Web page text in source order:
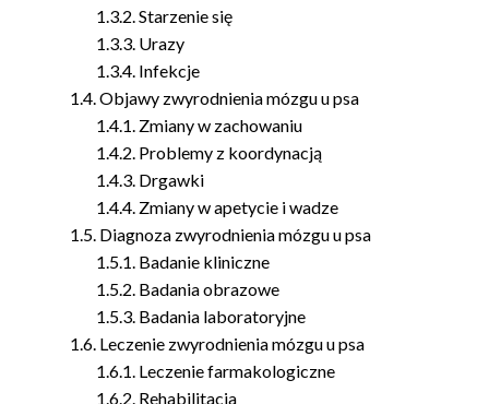
Starzenie się
Urazy
Infekcje
Objawy zwyrodnienia mózgu u psa
Zmiany w zachowaniu
Problemy z koordynacją
Drgawki
Zmiany w apetycie i wadze
Diagnoza zwyrodnienia mózgu u psa
Badanie kliniczne
Badania obrazowe
Badania laboratoryjne
Leczenie zwyrodnienia mózgu u psa
Leczenie farmakologiczne
Rehabilitacja